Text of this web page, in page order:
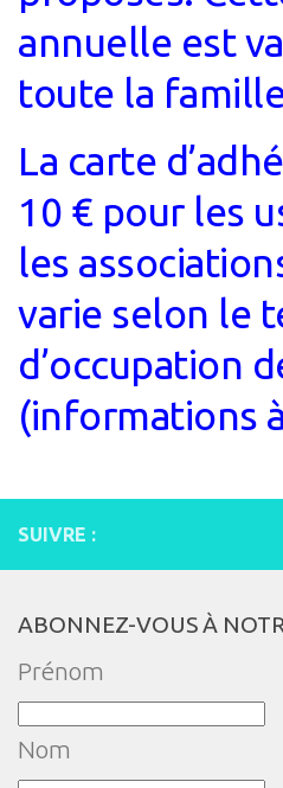
annuelle est
toute la
La carte
10 € pour les
les
varie selon le
d’occupation
(informations
SUIVRE :
ABONNEZ-VOUS À
Prénom
Nom